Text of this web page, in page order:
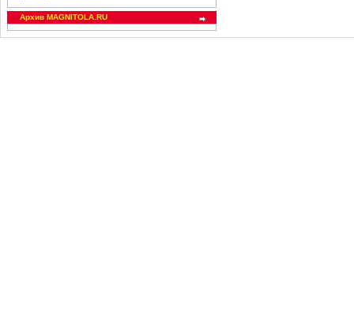
Архив MAGNITOLA.RU